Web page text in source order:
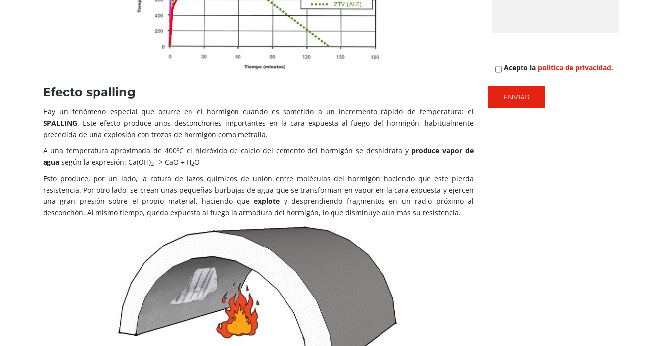
Efecto spalling
Hay un fenómeno especial que ocurre en el hormigón cuando es sometido a un incremento rápido de temperatura: el
SPALLING. Este efecto produce unos desconchones importantes en la cara expuesta al fuego del hormigón, habitualmente
precedida de una explosión con trozos de hormigón como metralla.
A una temperatura aproximada de 400ºC el hidróxido de calcio del cemento del hormigón se deshidrata y produce vapor de
agua según la expresión: Ca(OH)2 –> CaO + H2O
Esto produce, por un lado, la rotura de lazos químicos de unión entre moléculas del hormigón haciendo que este pierda
resistencia. Por otro lado, se crean unas pequeñas burbujas de agua que se transforman en vapor en la cara expuesta y ejercen
una gran presión sobre el propio material, haciendo queexplote y desprendiendo fragmentos en un radio próximo al
desconchón. Al mismo tiempo, queda expuesta al fuego la armadura del hormigón, lo que disminuye aún más su resistencia.
Acepto la política de privacidad.